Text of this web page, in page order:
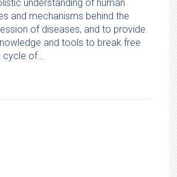
understanding of human
and mechanisms behind the
of diseases, and to provide
and tools to break free
cycle of…